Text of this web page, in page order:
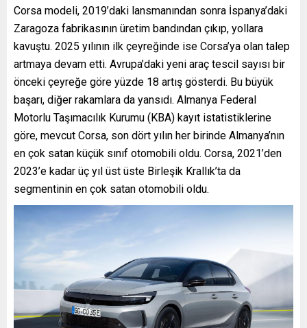
Corsa modeli, 2019’daki lansmanından sonra İspanya’daki
Zaragoza fabrikasının üretim bandından çıkıp, yollara
kavuştu. 2025 yılının ilk çeyreğinde ise Corsa’ya olan talep
artmaya devam etti. Avrupa’daki yeni araç tescil sayısı bir
önceki çeyreğe göre yüzde 18 artış gösterdi. Bu büyük
başarı, diğer rakamlara da yansıdı. Almanya Federal
Motorlu Taşımacılık Kurumu (KBA) kayıt istatistiklerine
göre, mevcut Corsa, son dört yılın her birinde Almanya’nın
en çok satan küçük sınıf otomobili oldu. Corsa, 2021’den
2023’e kadar üç yıl üst üste Birleşik Krallık’ta da
segmentinin en çok satan otomobili oldu.